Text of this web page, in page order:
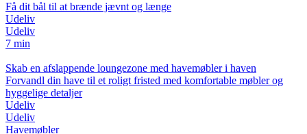
Få dit bål til at brænde jævnt og længe
Udeliv
Udeliv
7 min
Skab en afslappende loungezone med havemøbler i haven
Forvandl din have til et roligt fristed med komfortable møbler og
hyggelige detaljer
Udeliv
Udeliv
Havemøbler